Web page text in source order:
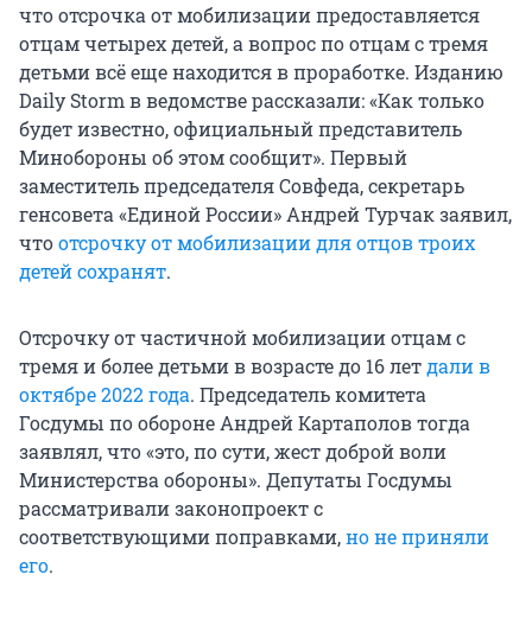
что отсрочка от мобилизации предоставляется
отцам четырех детей, а вопрос по отцам с тремя
детьми всё еще находится в проработке. Изданию
Daily Storm в ведомстве рассказали: «Как только
будет известно, официальный представитель
Минобороны об этом сообщит». Первый
заместитель председателя Совфеда, секретарь
генсовета «Единой России» Андрей Турчак заявил,
чтоотсрочку от мобилизации для отцов троих
детей сохранят.
Отсрочку от частичной мобилизации отцам с
тремя и более детьми в возрасте до 16 летдали в
октябре 2022 года. Председатель комитета
Госдумы по обороне Андрей Картаполов тогда
заявлял, что «это, по сути, жест доброй воли
Министерства обороны». Депутаты Госдумы
рассматривали законопроект с
соответствующими поправками,но не приняли
его.